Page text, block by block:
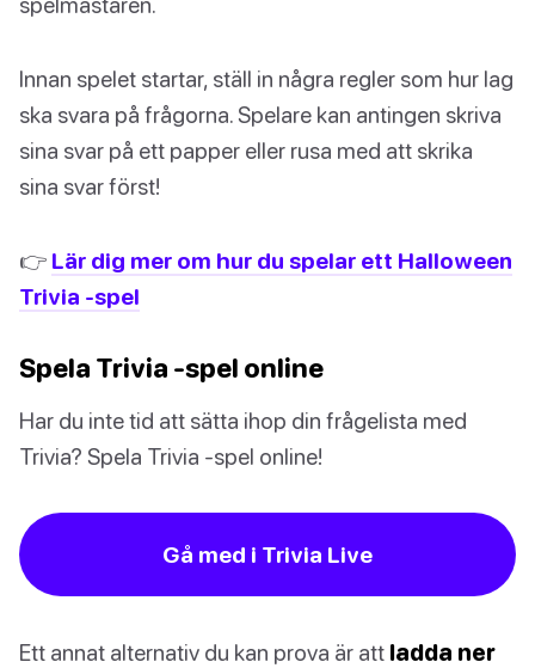
Innan spelet startar, ställ in några regler som hur lag
ska svara på frågorna. Spelare kan antingen skriva
sina svar på ett papper eller rusa med att skrika
sina svar först!
👉 Lär dig mer om hur du spelar ett Halloween
Trivia -spel
Spela Trivia -spel online
Har du inte tid att sätta ihop din frågelista med
Trivia? Spela Trivia -spel online!
Gå med i Trivia Live
Ett annat alternativ du kan prova är att ladda ner